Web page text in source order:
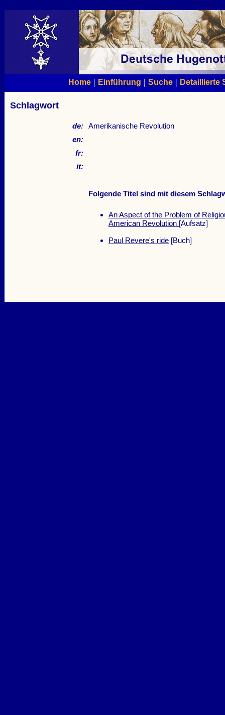
Home| Einführung | Suche| Detaillierte
Schlagwort
de: Amerikanische Revolution
en:
fr:
it:
Folgende Titel sind mit diesem
An Aspect of the Problem of
American Revolution [Aufsatz]
Paul Revere's ride[Buch]